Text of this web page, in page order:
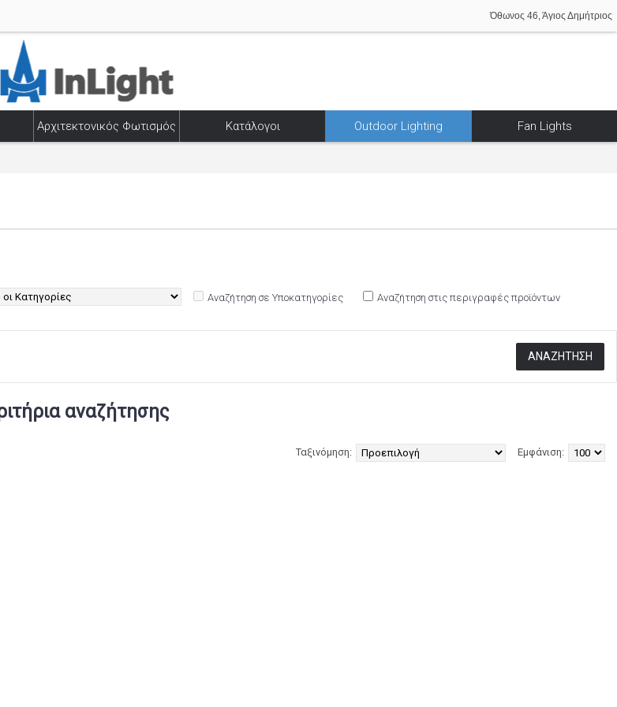
Όθωνος 46, Άγιος Δημήτριος
Αρχιτεκτονικός Φωτισμός Κατάλογοι Outdoor Lighting Fan Lights
Αναζήτηση σε Υποκατηγορίες Αναζήτηση στις περιγραφές προϊόντων
αναζήτησης
Εμφάνιση:
Ταξινόμηση: